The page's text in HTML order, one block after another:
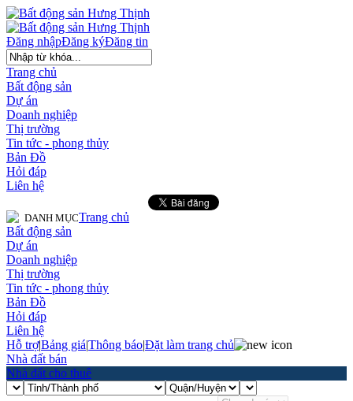
Đăng ký
Đăng nhập Đăng tin
Trang chủ
Bất động sản
Dự án
Doanh nghiệp
Thị trường
Tin tức - phong thủy
Bản Đồ
Hỏi đáp
Liên hệ
DANH MỤCTrang chủ
Bất động sản
Dự án
Doanh nghiệp
Thị trường
Tin tức - phong thủy
Bản Đồ
Hỏi đáp
Liên hệ
Hỗ trợ|Bảng giá|Thông báo|Đặt làm trang chủ
Nhà đất bán
Nhà đất cho thuê